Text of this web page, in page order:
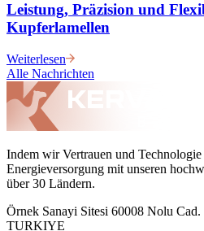
Leistung, Präzision und
Kupferlamellen
Weiterlesen
Alle Nachrichten
Indem wir Vertrauen und
Energieversorgung mit unseren
über 30 Ländern.
Örnek Sanayi Sitesi 60008 Nolu
TURKIYE